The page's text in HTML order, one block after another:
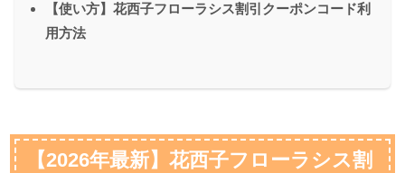
【使い方】花西子フローラシス割引クーポンコード利
用方法
【2026年最新】花西子フローラシス割